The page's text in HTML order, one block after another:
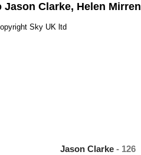
Clarke, Helen Mirren
Sky UK ltd
Jason Clarke - 126